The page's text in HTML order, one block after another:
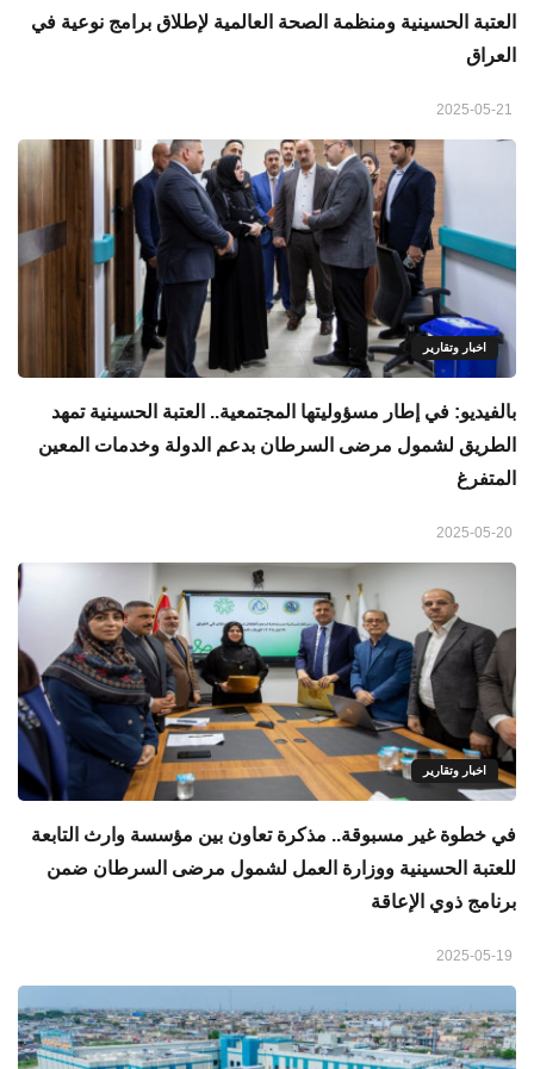
العتبة الحسينية ومنظمة الصحة العالمية لإطلاق برامج نوعية في
العراق
اخبار وتقارير
بالفيديو: في إطار مسؤوليتها المجتمعية.. العتبة الحسينية تمهد
الطريق لشمول مرضى السرطان بدعم الدولة وخدمات المعين
المتفرغ
اخبار وتقارير
في خطوة غير مسبوقة.. مذكرة تعاون بين مؤسسة وارث التابعة
للعتبة الحسينية ووزارة العمل لشمول مرضى السرطان ضمن
برنامج ذوي الإعاقة